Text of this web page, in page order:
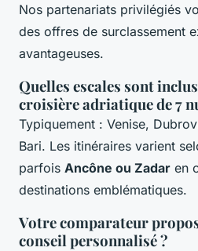
Nos partenariats privilégiés
des offres de surclassement
avantageuses.
Quelles escales sont
croisière adriatique de 7
Typiquement : Venise,
Bari. Les itinéraires varient
parfois Ancône ou Zadar en
destinations emblématiques.
Votre comparateur
conseil personnalisé ?